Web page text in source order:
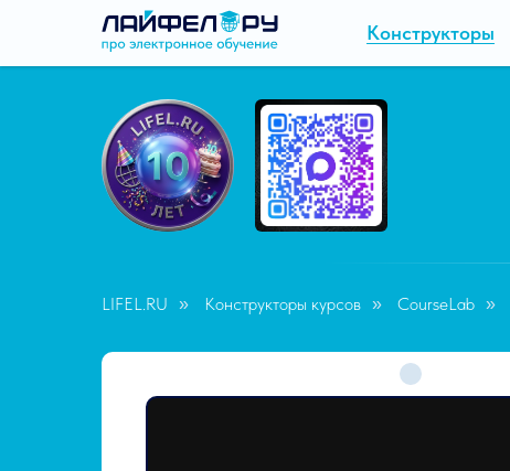
Конструкторы
LIFEL.RU » Конструкторы курсов » CourseLab »